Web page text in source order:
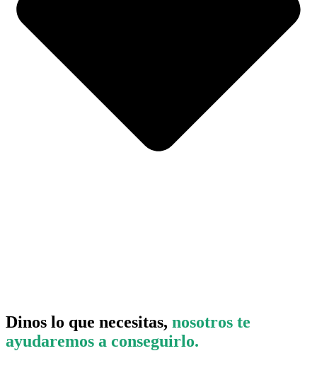
Dinos lo que necesitas, nosotros te
ayudaremos a conseguirlo.